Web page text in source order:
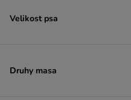
Velikost psa
Druhy masa